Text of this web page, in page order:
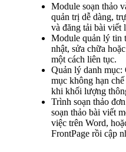
Module soạn thảo
quản trị dễ dàng,
và đăng tải bài viết
Module quản lý tin
nhật, sửa chữa
một cách liên tục.
Quản lý danh mục:
mục không hạn
khi khối lượng
Trình soạn thảo
soạn thảo bài viết
việc trên Word,
FrontPage rồi cập